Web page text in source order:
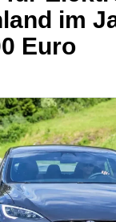
im
Euro